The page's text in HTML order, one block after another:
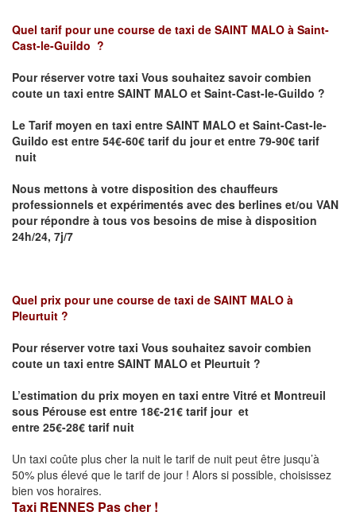
Quel tarif pour une course de taxi de SAINT MALO à Saint-
Cast-le-Guildo ?
Pour réserver votre taxi Vous souhaitez savoircombien
coute un taxi entre SAINT MALO et Saint-Cast-le-Guildo ?
Le Tarif moyen en taxi entre SAINT MALO et Saint-Cast-le-
Guildo est entre 54€-60€ tarif du jour et entre 79-90€ tarif
nuit
Nous mettons à votre disposition des chauffeurs
professionnels et expérimentés avec des berlines et/ou VAN
pour répondre à tous vos besoins de mise à disposition
24h/24, 7j/7
Quel prix pour une course de taxi de SAINT MALO à
Pleurtuit ?
Pour réserver votre taxi Vous souhaitez savoircombien
coute un taxi entre SAINT MALO et Pleurtuit ?
L’estimation du prix moyen en taxi entre Vitré et Montreuil
sous Pérouse est entre 18€-21€ tarif jour et
entre 25€-28€ tarif nuit
Un taxi coûte plus cher la nuit le tarif de nuit peut être jusqu’à
50% plus élevé que le tarif de jour ! Alors si possible, choisissez
bien vos horaires.
Taxi RENNES Pas cher !